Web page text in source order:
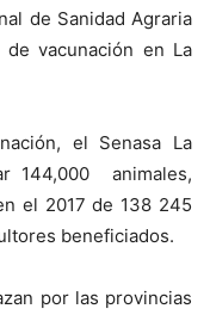
de Sanidad Agraria
vacunación en La
el Senasa La
144,000 animales,
el 2017 de 138 245
beneficiados.
por las provincias